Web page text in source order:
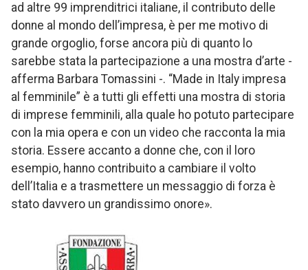
ad altre 99 imprenditrici italiane, il contributo delle
donne al mondo dell’impresa, è per me motivo di
grande orgoglio, forse ancora più di quanto lo
sarebbe stata la partecipazione a una mostra d’arte -
afferma Barbara Tomassini -. “Made in Italy impresa
al femminile” è a tutti gli effetti una mostra di storia
di imprese femminili, alla quale ho potuto partecipare
con la mia opera e con un video che racconta la mia
storia. Essere accanto a donne che, con il loro
esempio, hanno contribuito a cambiare il volto
dell’Italia e a trasmettere un messaggio di forza è
stato davvero un grandissimo onore».